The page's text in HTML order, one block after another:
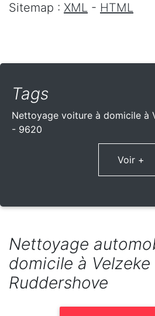
Sitemap : XML - HTML
Tags
Nettoyage voiture à domicile à
- 9620
Voir +
Nettoyage
domicile à Velzeke
Ruddershove